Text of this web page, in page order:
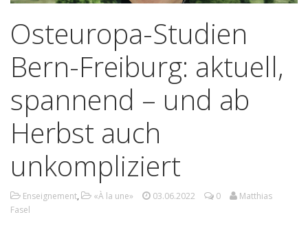
Osteuropa-Studien
Bern-Freiburg: aktuell,
spannend – und ab
Herbst auch
unkompliziert
Enseignement, «À la une» 03.06.2022 0
Matthias
Fasel